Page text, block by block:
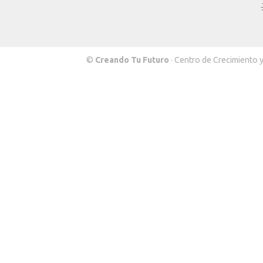
© Creando Tu Futuro · Centro de Crecimiento